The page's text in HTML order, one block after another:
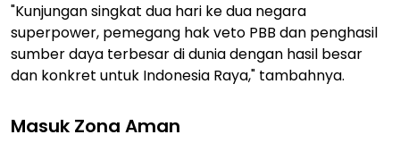
"Kunjungan singkat dua hari ke dua negara
superpower, pemegang hak veto PBB dan penghasil
sumber daya terbesar di dunia dengan hasil besar
dan konkret untuk Indonesia Raya," tambahnya.
Masuk Zona Aman